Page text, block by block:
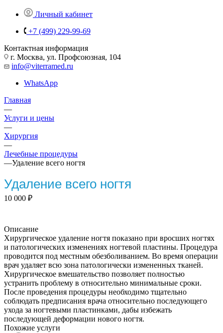
Личный кабинет
+7 (499) 229-99-69
Контактная информация
г. Москва, ул. Профсоюзная, 104
info@viterramed.ru
WhatsApp
Главная
—
Услуги и цены
—
Хирургия
—
Лечебные процедуры
—Удаление всего ногтя
Удаление всего ногтя
10 000 ₽
Описание
Хирургическое удаление ногтя показано при вросших ногтях
и патологических изменениях ногтевой пластины. Процедура
проводится под местным обезболиванием. Во время операции
врач удаляет всю зона патологически измененных тканей.
Хирургическое вмешательство позволяет полностью
устранить проблему в относительно минимальные сроки.
После проведения процедуры необходимо тщательно
соблюдать предписания врача относительно последующего
ухода за ногтевыми пластинками, дабы избежать
последующей деформации нового ногтя.
Похожие услуги